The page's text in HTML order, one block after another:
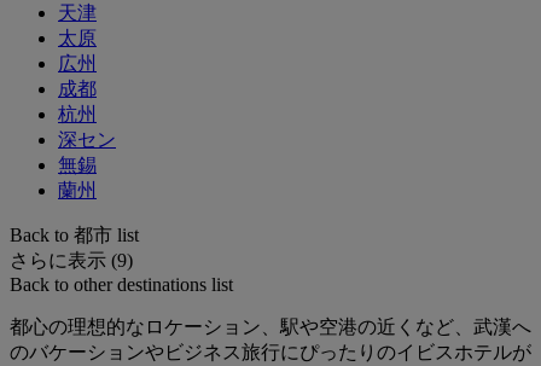
天津
太原
広州
成都
杭州
深セン
無錫
蘭州
Back to 都市 list
さらに表示 (9)
Back to other destinations list
都心の理想的なロケーション、駅や空港の近くなど、武漢へ
のバケーションやビジネス旅行にぴったりのイビスホテルが